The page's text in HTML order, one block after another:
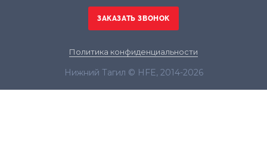
Политика конфиденциальности
Нижний Тагил © HFE, 2014-2026